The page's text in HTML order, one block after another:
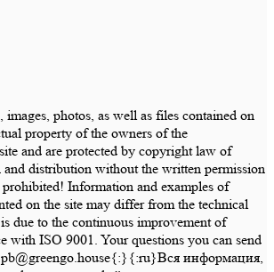
photos, as well as files contained on
property of the owners of the
and are protected by copyright law of
distribution without the written permission
Information and examples of
on the site may differ from the technical
due to the continuous improvement of
with ISO 9001. Your questions you can send
pb@greengo.house{:}{:ru}Вся информация,